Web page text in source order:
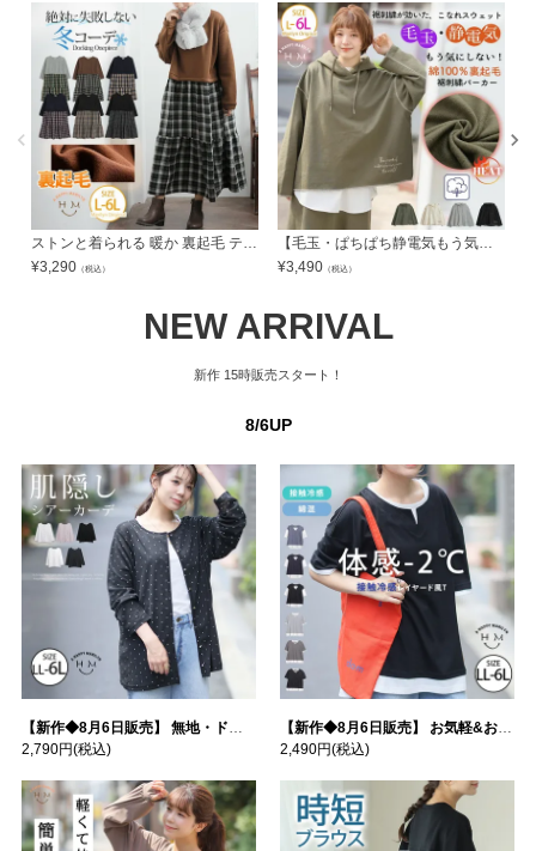
¥3,290 （税込）
¥3,490 （税込）
NEW ARRIVAL
新作 15時販売スタート！
8/6UP
【新作◆8月6日販売】 無地・ドット柄から選べる 忍ばせ 活躍 シアー カーデ | 大きいサイズの通販ならハッピーマリリン
2,790円(税込)
【新作◆8月6日販売】 お気軽&お手軽 選べるデザイン 接触冷感 レイヤード風 コットン トップス | 大きいサイズの通販ならハッピーマリリン
2,490円(税込)